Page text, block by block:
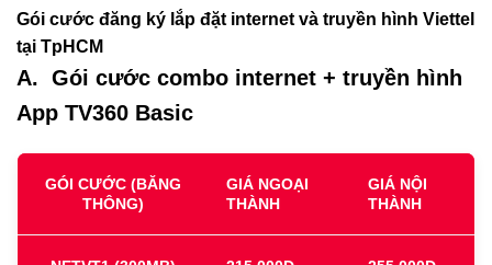
Gói cước đăng ký lắp đặt internet và truyền hình Viettel
tại TpHCM
A. Gói cước combo internet + truyền hình
App TV360 Basic
GÓI CƯỚC (BĂNG
THÔNG)
GIÁ NGOẠI
THÀNH
GIÁ NỘI
THÀNH